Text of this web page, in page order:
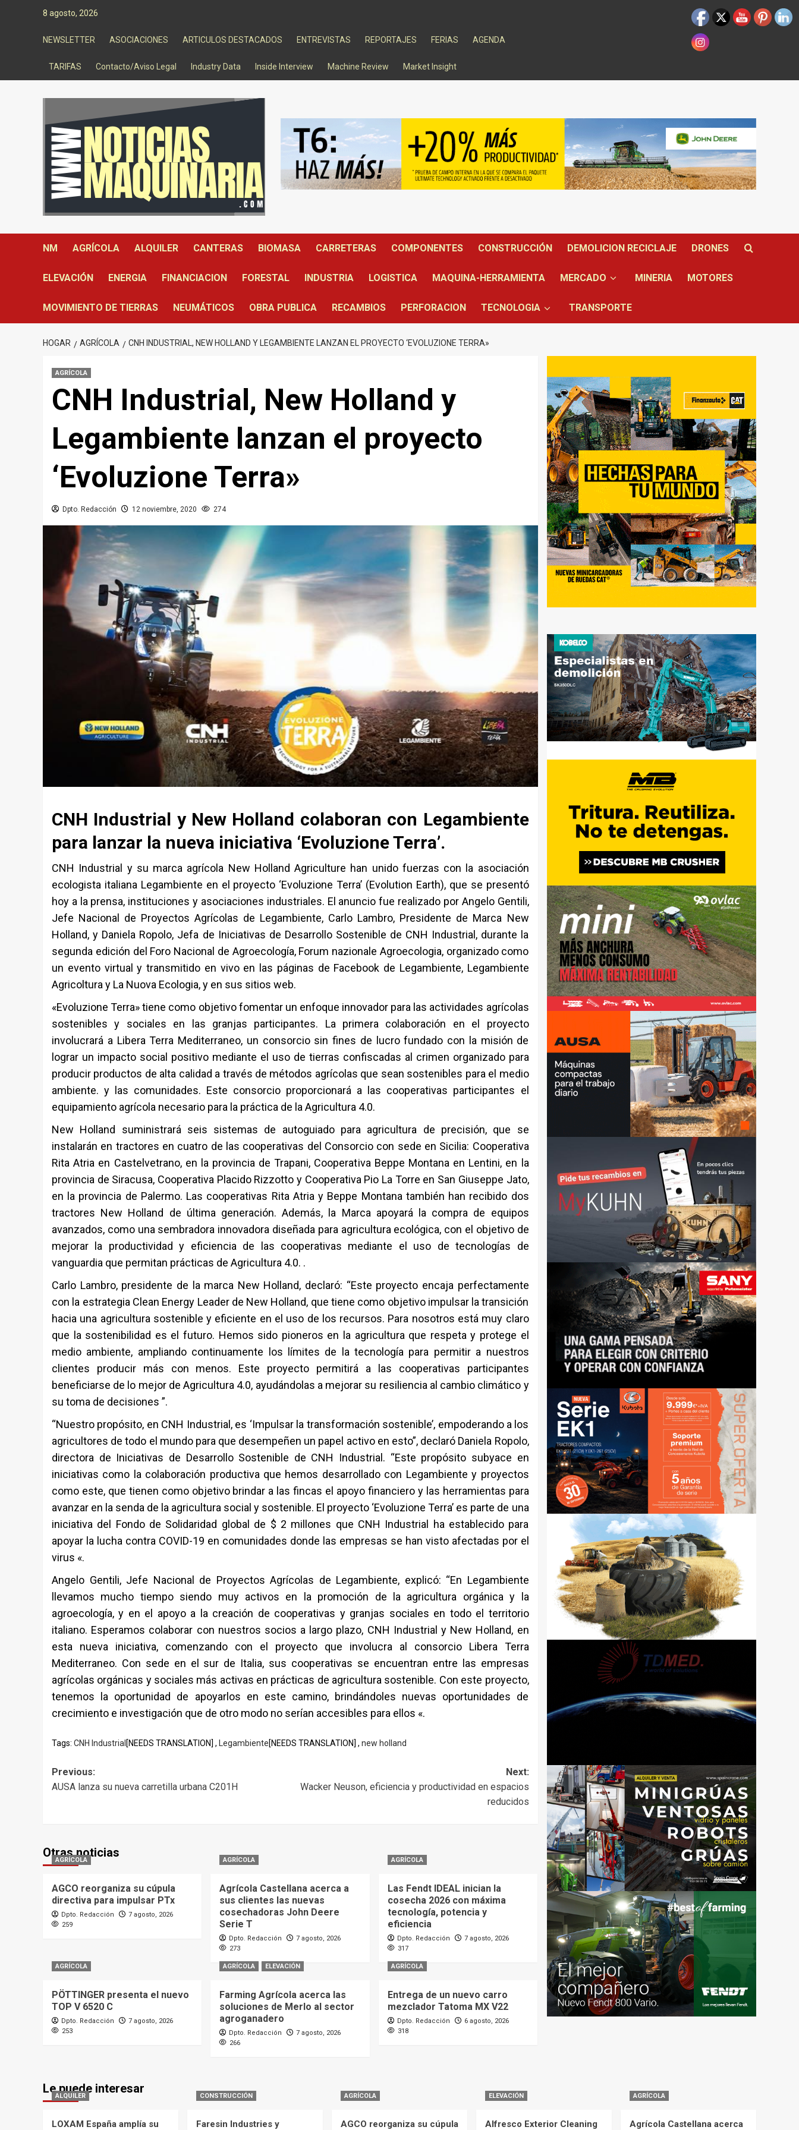
8 agosto, 2026
NEWSLETTER ASOCIACIONES ARTICULOS DESTACADOS ENTREVISTAS REPORTAJES FERIAS AGENDA
TARIFAS Contacto/Aviso Legal Industry Data Inside Interview Machine Review Market Insight
NM AGRÍCOLA ALQUILER CANTERAS BIOMASA CARRETERAS COMPONENTES CONSTRUCCIÓN DEMOLICION RECICLAJE DRONES
ELEVACIÓN ENERGIA FINANCIACION FORESTAL INDUSTRIA LOGISTICA MAQUINA-HERRAMIENTA MERCADO MINERIA MOTORES
MOVIMIENTO DE TIERRAS NEUMÁTICOS OBRA PUBLICA RECAMBIOS PERFORACION TECNOLOGIA TRANSPORTE
HOGAR AGRÍCOLA CNH INDUSTRIAL, NEW HOLLAND Y LEGAMBIENTE LANZAN EL PROYECTO ‘EVOLUZIONE TERRA»
AGRÍCOLA
CNH Industrial, New Holland y
Legambiente lanzan el proyecto
‘Evoluzione Terra»
Dpto. Redacción 12 noviembre, 2020 274
CNH Industrial y New Holland colaboran con Legambiente
para lanzar la nueva iniciativa ‘Evoluzione Terra’.
CNH Industrial y su marca agrícola New Holland Agriculture han unido fuerzas con la asociación
ecologista italiana Legambiente en el proyecto ‘Evoluzione Terra’ (Evolution Earth), que se presentó
hoy a la prensa, instituciones y asociaciones industriales. El anuncio fue realizado por Angelo Gentili,
Jefe Nacional de Proyectos Agrícolas de Legambiente, Carlo Lambro, Presidente de Marca New
Holland, y Daniela Ropolo, Jefa de Iniciativas de Desarrollo Sostenible de CNH Industrial, durante la
segunda edición del Foro Nacional de Agroecología, Forum nazionale Agroecologia, organizado como
un evento virtual y transmitido en vivo en las páginas de Facebook de Legambiente, Legambiente
Agricoltura y La Nuova Ecologia, y en sus sitios web.
«Evoluzione Terra» tiene como objetivo fomentar un enfoque innovador para las actividades agrícolas
sostenibles y sociales en las granjas participantes. La primera colaboración en el proyecto
involucrará a Libera Terra Mediterraneo, un consorcio sin fines de lucro fundado con la misión de
lograr un impacto social positivo mediante el uso de tierras confiscadas al crimen organizado para
producir productos de alta calidad a través de métodos agrícolas que sean sostenibles para el medio
ambiente. y las comunidades. Este consorcio proporcionará a las cooperativas participantes el
equipamiento agrícola necesario para la práctica de la Agricultura 4.0.
New Holland suministrará seis sistemas de autoguiado para agricultura de precisión, que se
instalarán en tractores en cuatro de las cooperativas del Consorcio con sede en Sicilia: Cooperativa
Rita Atria en Castelvetrano, en la provincia de Trapani, Cooperativa Beppe Montana en Lentini, en la
provincia de Siracusa, Cooperativa Placido Rizzotto y Cooperativa Pio La Torre en San Giuseppe Jato,
en la provincia de Palermo. Las cooperativas Rita Atria y Beppe Montana también han recibido dos
tractores New Holland de última generación. Además, la Marca apoyará la compra de equipos
avanzados, como una sembradora innovadora diseñada para agricultura ecológica, con el objetivo de
mejorar la productividad y eficiencia de las cooperativas mediante el uso de tecnologías de
vanguardia que permitan prácticas de Agricultura 4.0. .
Carlo Lambro, presidente de la marca New Holland, declaró: “Este proyecto encaja perfectamente
con la estrategia Clean Energy Leader de New Holland, que tiene como objetivo impulsar la transición
hacia una agricultura sostenible y eficiente en el uso de los recursos. Para nosotros está muy claro
que la sostenibilidad es el futuro. Hemos sido pioneros en la agricultura que respeta y protege el
medio ambiente, ampliando continuamente los límites de la tecnología para permitir a nuestros
clientes producir más con menos. Este proyecto permitirá a las cooperativas participantes
beneficiarse de lo mejor de Agricultura 4.0, ayudándolas a mejorar su resiliencia al cambio climático y
su toma de decisiones ”.
“Nuestro propósito, en CNH Industrial, es ‘Impulsar la transformación sostenible’, empoderando a los
agricultores de todo el mundo para que desempeñen un papel activo en esto”, declaró Daniela Ropolo,
directora de Iniciativas de Desarrollo Sostenible de CNH Industrial. “Este propósito subyace en
iniciativas como la colaboración productiva que hemos desarrollado con Legambiente y proyectos
como este, que tienen como objetivo brindar a las fincas el apoyo financiero y las herramientas para
avanzar en la senda de la agricultura social y sostenible. El proyecto ‘Evoluzione Terra’ es parte de una
iniciativa del Fondo de Solidaridad global de $ 2 millones que CNH Industrial ha establecido para
apoyar la lucha contra COVID-19 en comunidades donde las empresas se han visto afectadas por el
virus «.
Angelo Gentili, Jefe Nacional de Proyectos Agrícolas de Legambiente, explicó: “En Legambiente
llevamos mucho tiempo siendo muy activos en la promoción de la agricultura orgánica y la
agroecología, y en el apoyo a la creación de cooperativas y granjas sociales en todo el territorio
italiano. Esperamos colaborar con nuestros socios a largo plazo, CNH Industrial y New Holland, en
esta nueva iniciativa, comenzando con el proyecto que involucra al consorcio Libera Terra
Mediterraneo. Con sede en el sur de Italia, sus cooperativas se encuentran entre las empresas
agrícolas orgánicas y sociales más activas en prácticas de agricultura sostenible. Con este proyecto,
tenemos la oportunidad de apoyarlos en este camino, brindándoles nuevas oportunidades de
crecimiento e investigación que de otro modo no serían accesibles para ellos «.
Tags: CNH Industrial [NEEDS TRANSLATION] , Legambiente[NEEDS TRANSLATION] , new holland
Post
Previous:
AUSA lanza su nueva carretilla urbana C201H
Next:
Wacker Neuson, eficiencia y productividad en espacios
reducidos
Otras noticias
AGRÍCOLA
AGCO reorganiza su cúpula
directiva para impulsar PTx
Dpto. Redacción
7 agosto, 2026
259
AGRÍCOLA
Agrícola Castellana acerca a
sus clientes las nuevas
cosechadoras John Deere
Serie T
Dpto. Redacción
7 agosto, 2026
273
AGRÍCOLA
Las Fendt IDEAL inician la
cosecha 2026 con máxima
tecnología, potencia y
eficiencia
Dpto. Redacción
7 agosto, 2026
317
AGRÍCOLA
PÖTTINGER presenta el nuevo
TOP V 6520 C
Dpto. Redacción
7 agosto, 2026
253
AGRÍCOLA ELEVACIÓN
Farming Agrícola acerca las
soluciones de Merlo al sector
agroganadero
Dpto. Redacción
7 agosto, 2026
266
AGRÍCOLA
Entrega de un nuevo carro
mezclador Tatoma MX V22
Dpto. Redacción
6 agosto, 2026
318
Le puede interesar
ALQUILER
LOXAM España amplía su
CONSTRUCCIÓN
Faresin Industries y
AGRÍCOLA
AGCO reorganiza su cúpula
ELEVACIÓN
Alfresco Exterior Cleaning
AGRÍCOLA
Agrícola Castellana acerca